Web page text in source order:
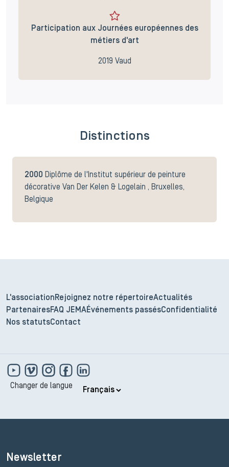
Participation aux Journées européennes des
métiers d'art
2019 Vaud
Distinctions
2000 Diplôme de l'Institut supérieur de peinture
décorative Van Der Kelen & Logelain , Bruxelles,
Belgique
L'association Rejoignez notre répertoireActualités
PartenairesFAQ JEMAÉvénements passésConfidentialité
Nos statutsContact
Changer de langue
Newsletter